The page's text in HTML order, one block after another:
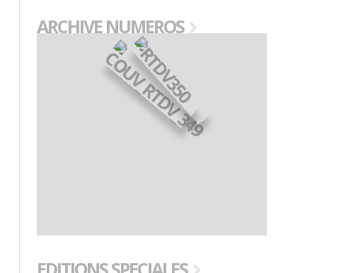
ARCHIVE NUMEROS